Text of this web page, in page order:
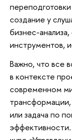
создание у
бизнес-
инструментов,
Важно, что все
в контексте
современном
или задача по